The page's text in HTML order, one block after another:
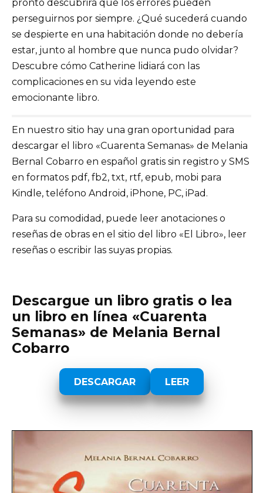
pronto descubrirá que los errores pueden
perseguirnos por siempre. ¿Qué sucederá cuando
se despierte en una habitación donde no debería
estar, junto al hombre que nunca pudo olvidar?
Descubre cómo Catherine lidiará con las
complicaciones en su vida leyendo este
emocionante libro.
En nuestro sitio hay una gran oportunidad para
descargar el libro «Cuarenta Semanas» de Melania
Bernal Cobarro en español gratis sin registro y SMS
en formatos pdf, fb2, txt, rtf, epub, mobi para
Kindle, teléfono Android, iPhone, PC, iPad.
Para su comodidad, puede leer anotaciones o
reseñas de obras en el sitio del libro «El Libro», leer
reseñas o escribir las suyas propias.
Descargue un libro gratis o lea
un libro en línea «Cuarenta
Semanas» de Melania Bernal
Cobarro
DESCARGAR LEER